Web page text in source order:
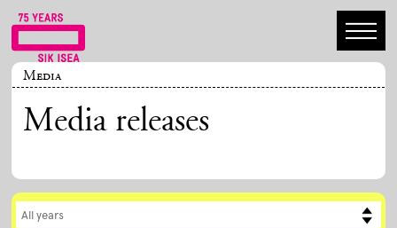
Media
Media releases
All years